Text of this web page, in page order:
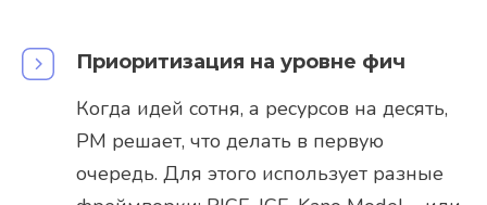
Приоритизация на уровне фич
Когда идей сотня, а ресурсов на десять,
PM решает, что делать в первую
очередь. Для этого использует разные